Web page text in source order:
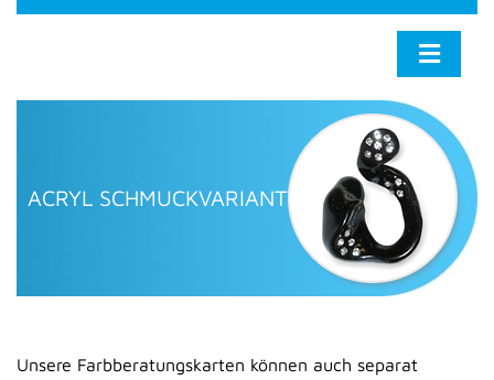
ACRYL SCHMUCKVARIANTEN
Unsere Farbberatungskarten können auch separat